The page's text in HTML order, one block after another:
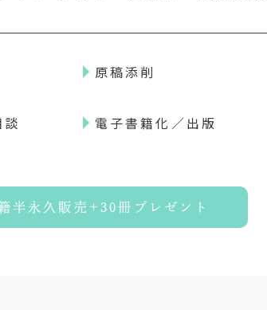
原稿添削
電子書籍化／出版
半永久販売+30冊プレゼント